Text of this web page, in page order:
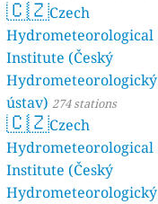
🇨🇿Czech
Hydrometeorological
Institute (Český
Hydrometeorologický
ústav) 274 stations
🇨🇿Czech
Hydrometeorological
Institute (Český
Hydrometeorologický